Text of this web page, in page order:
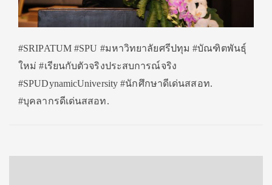
#SRIPATUM #SPU #มหาวิทยาลัยศรีปทุม #บัณฑิตพันธุ์
ใหม่ #เรียนกับตัวจริงประสบการณ์จริง
#SPUDynamicUniversity #นักศึกษาดีเด่นสสอท.
#บุคลากรดีเด่นสสอท.